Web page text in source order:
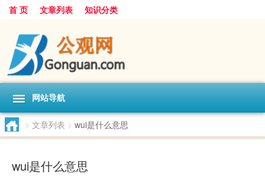
首 页 文章列表 知识分类
网站导航
> 文章列表 > wui是什么意思
wui是什么意思